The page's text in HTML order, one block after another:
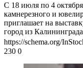
С 18 июля по 4
камнерезного и
приглашает на
город из
https://schema.org/
230 0